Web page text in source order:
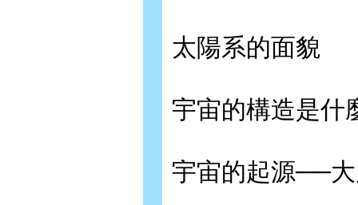
太陽系的面貌
宇宙的構造是什
宇宙的起源──